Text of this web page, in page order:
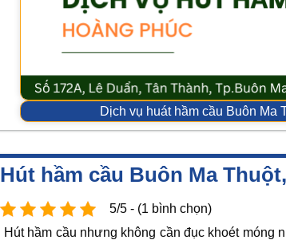
Dịch vụ huát hầm cầu Buôn Ma
Hút hầm cầu Buôn Ma
5/5 - (1 bình chọn)
Hút hầm cầu nhưng không cần đục khoét